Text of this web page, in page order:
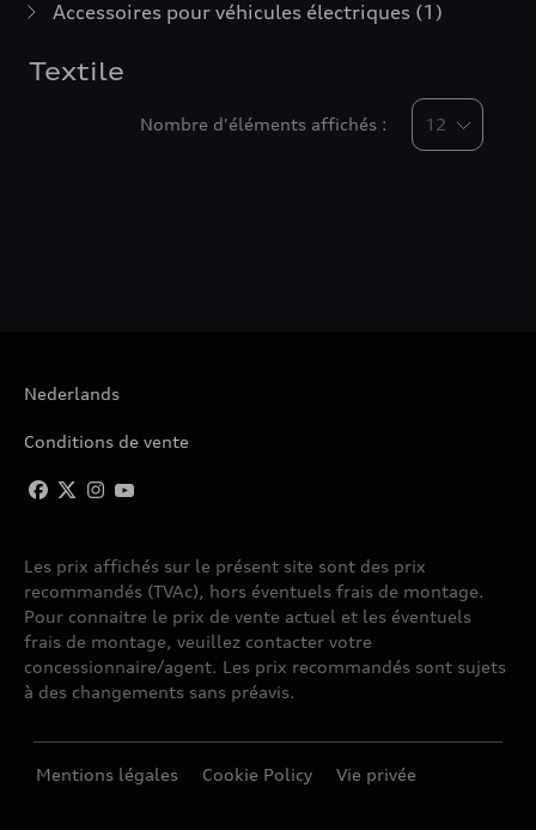
Accessoires pour véhicules électriques (1)
Textile
Nombre d'éléments affichés :
Nederlands
Conditions de vente
Les prix affichés sur le présent site sont des prix
recommandés (TVAc), hors éventuels frais de montage.
Pour connaitre le prix de vente actuel et les éventuels
frais de montage, veuillez contacter votre
concessionnaire/agent. Les prix recommandés sont sujets
à des changements sans préavis.
Mentions légales Cookie Policy Vie privée